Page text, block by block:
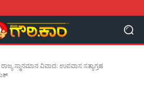
ಸ್ಥಾನಮಾನ ವಿವಾದ: ಉಪವಾಸ ಸತ್ಯಾಗ್ರಹ